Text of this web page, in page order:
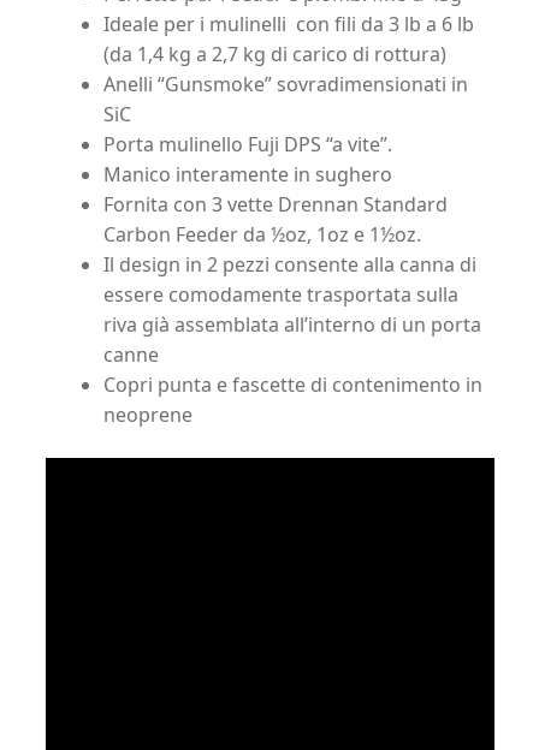
Ideale per i mulinelli con fili da 3 lb a 6 lb
(da 1,4 kg a 2,7 kg di carico di rottura)
Anelli “Gunsmoke” sovradimensionati in
SiC
Porta mulinello Fuji DPS “a vite”.
Manico interamente in sughero
Fornita con 3 vette Drennan Standard
Carbon Feeder da ½oz, 1oz e 1½oz.
Il design in 2 pezzi consente alla canna di
essere comodamente trasportata sulla
riva già assemblata all’interno di un porta
canne
Copri punta e fascette di contenimento in
neoprene